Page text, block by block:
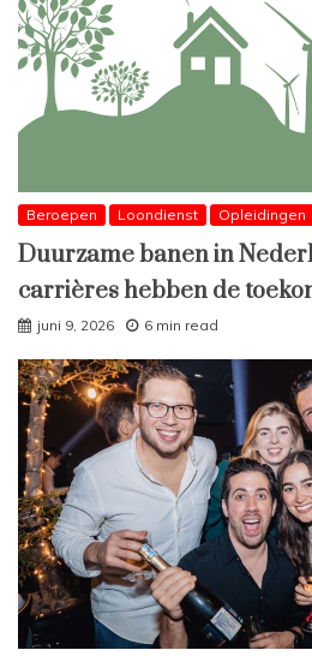
Beroepen Loondienst Opleidingen
Duurzame banen in
carrières hebben de
juni 9, 2026 6 min read